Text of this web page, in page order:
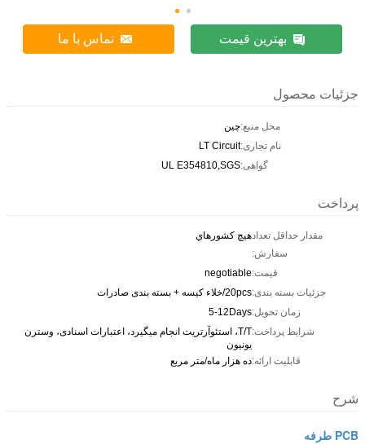
بهترین قیمت تماس با ما
جزئیات محصول
محل منبع:چین
نام تجاری:LT Circuit
گواهی:UL E354810,SGS
پرداخت
مقدار حداقل تعداد
سفارش:
هیچ کشورهاي
قیمت:negotiable
جزئیات بسته بندی:20pcs/خلاء کیسه + بسته بندی صادرات
زمان تحویل:5-12Days
شرایط پرداخت:
T/T، استئوآرتریت انجام میگیرد، اعتبارات اسنادی، وسترن
یونیون
قابلیت ارائه:ده هزار ماه/متر مربع
شرح
PCB طرفه